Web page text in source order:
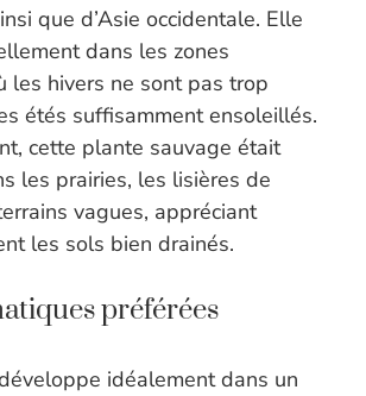
que d’Asie occidentale. Elle
dans les zones
les hivers ne sont pas trop
étés suffisamment ensoleillés.
cette plante sauvage était
les prairies, les lisières de
vagues, appréciant
les sols bien drainés.
préférées
idéalement dans un